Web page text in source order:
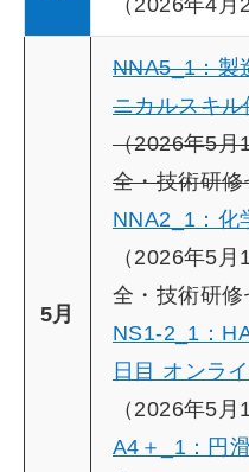
（2026年4
5月
NNA5_1：製
ニカルスキ
（2026年5月
全・技術研
NNA2_1：化
（2026年5
全・技術研修
NS1-2_1：
日目 オンラ
（2026年5
A4＋_1：円